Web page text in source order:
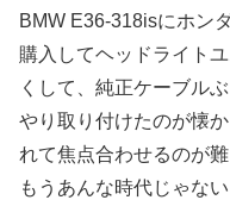
BMW E36-318isにホン
購入してヘッドライト
くして、純正ケーブル
やり取り付けたのが懐
れて焦点合わせるのが難
もうあんな時代じゃない